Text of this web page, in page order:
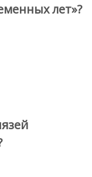
лет»?